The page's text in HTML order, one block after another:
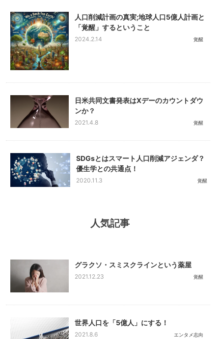
人口削減計画の真実;地球人口5億人計画と
「覚醒」するということ
2024.2.14 覚醒
日米共同文書発表はXデーのカウントダウ
ンか？
2021.4.8 覚醒
SDGsとはスマート人口削減アジェンダ？
優生学との共通点！
2020.11.3 覚醒
人気記事
グラクソ・スミスクラインという薬屋
2021.12.23 覚醒
世界人口を「5億人」にする！
2021.8.6 エンタメ志向